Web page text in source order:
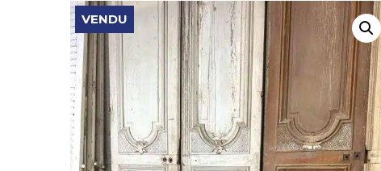
VENDU